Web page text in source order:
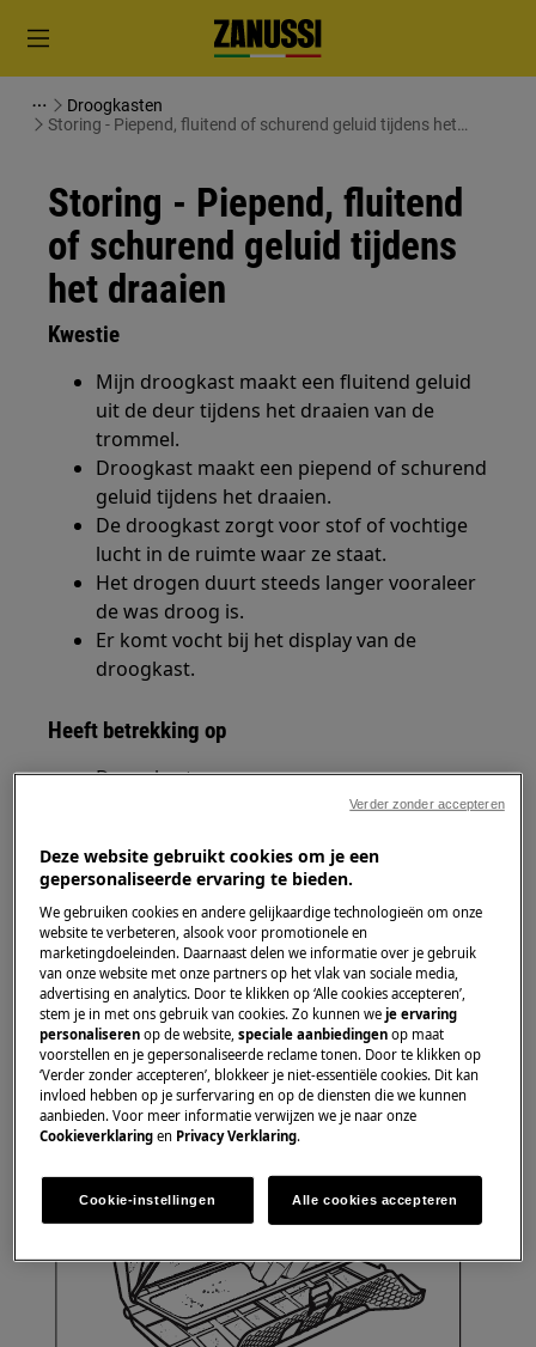
Droogkasten
Storing - Piepend, fluitend of schurend geluid tijdens het
Storing - Piepend, fluitend
of schurend geluid tijdens
het draaien
Kwestie
Mijn droogkast maakt een fluitend geluid
uit de deur tijdens het draaien van de
trommel.
Droogkast maakt een piepend of schurend
geluid tijdens het draaien.
De droogkast zorgt voor stof of vochtige
lucht in de ruimte waar ze staat.
Het drogen duurt steeds langer vooraleer
de was droog is.
Er komt vocht bij het display van de
droogkast.
Heeft betrekking op
Droogkast
1. Verwijder het stof van het pluizenfilter en
spoel het filter onder de kraan met warm water.
Maak alle oppervlakken van het filter goed
schoon.
Zie het artikel:Advies - Hoe maak je het filter en de
condensor van de droogkast schoon?
Deze website gebruikt cookies om je een
gepersonaliseerde ervaring te bieden.
We gebruiken cookies en andere gelijkaardige technologieën om onze
website te verbeteren, alsook voor promotionele en
marketingdoeleinden. Daarnaast delen we informatie over je gebruik
van onze website met onze partners op het vlak van sociale media,
advertising en analytics. Door te klikken op ‘Alle cookies accepteren’,
stem je in met ons gebruik van cookies. Zo kunnen weje ervaring
personaliseren op de website,speciale aanbiedingen op maat
voorstellen en je gepersonaliseerde reclame tonen. Door te klikken op
‘Verder zonder accepteren’, blokkeer je niet-essentiële cookies. Dit kan
invloed hebben op je surfervaring en op de diensten die we kunnen
aanbieden. Voor meer informatie verwijzen we je naar onze
Cookieverklaring en Privacy Verklaring.
Cookie-instellingen Alle cookies accepteren
Verder zonder accepteren